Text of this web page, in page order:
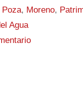
Poza, Moreno,
Agua